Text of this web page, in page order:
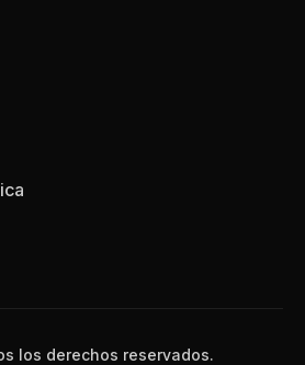
los derechos reservados.